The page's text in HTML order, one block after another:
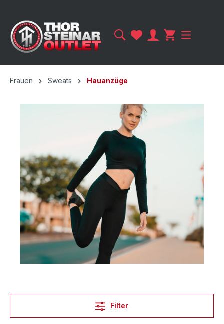
Frauen Sweats Hauanzüge
Filter